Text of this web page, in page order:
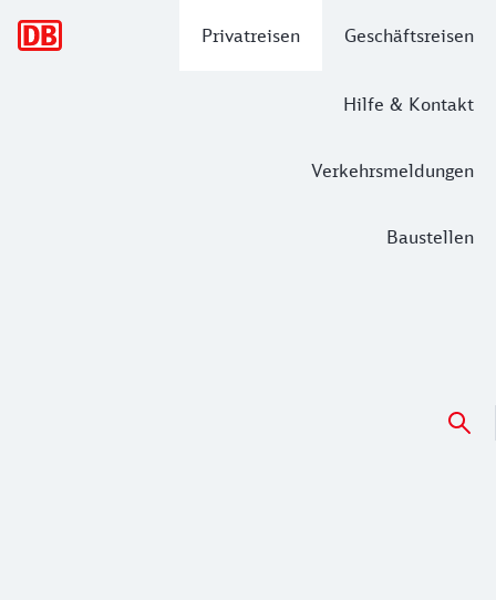
Privatreisen Geschäftsreisen
Hilfe & Kontakt
Verkehrsmeldungen
Baustellen